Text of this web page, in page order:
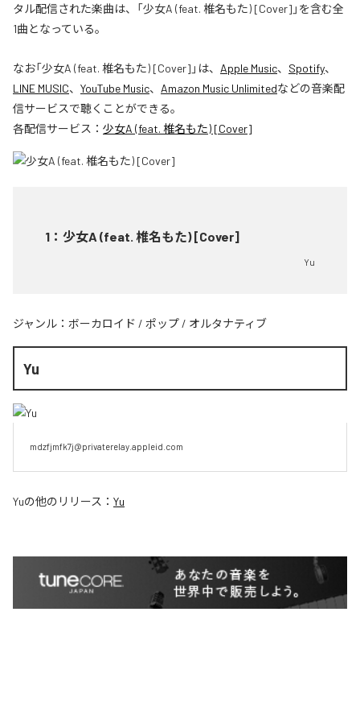
タル配信された楽曲は、「少女A (feat. 椎名もた) [Cover]」を含む全
1曲となっている。
なお「少女A (feat. 椎名もた) [Cover] 」は、 Apple Music、 Spotify、
LINE MUSIC、 YouTube Music、 Amazon Music Unlimitedなどの音楽配
信サービスで聴くことができる。
各配信サービス： 少女A (feat. 椎名もた) [Cover]
1 ： 少女A (feat. 椎名もた) [Cover]
Yu
ジャンル： ボーカロイド / ポップ / オルタナティブ
Yu
mdzfjmfk7j@privaterelay.appleid.com
Yuの他のリリース： Yu